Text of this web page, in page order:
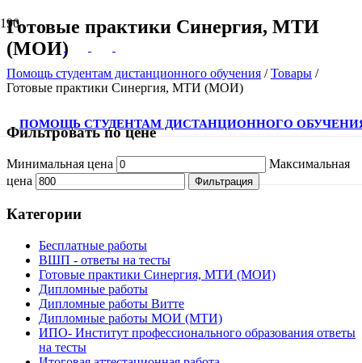
ПОМОЩЬ СТУДЕНТАМ ДИСТАНЦИОННОГО
Готовые практики Синергия, МТИ
(МОИ)
Помощь студентам дистанционного обучения /Товары /
Готовые практики Синергия, МТИ (МОИ)
Фильтровать по цене
Минимальная цена
Максимальная
цена
Фильтрация
Категории
Бесплатные работы
ВШП - ответы на тесты
Готовые практики Синергия, МТИ (МОИ)
Дипломные работы
Дипломные работы Витте
Дипломные работы МОИ (МТИ)
ИПО- Институт профессионального образования ответы
на тесты